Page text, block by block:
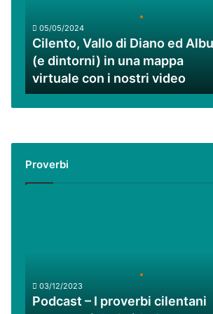
(e
dintorni)
una
mappa
virtuale
video
05/05/2024
Cilento, Vallo di Diano ed
(e dintorni) in una mappa
virtuale con i nostri video
Proverbi
da
Guido
03/12/2023
Podcast – I proverbi cilentani